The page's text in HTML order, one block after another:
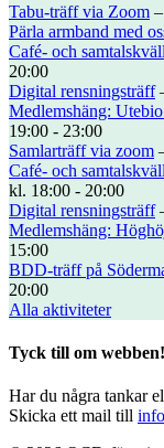
Tabu-träff via Zoom
Pärla armband med
Café- och
20:00
Digital rensningsträff
Medlemshäng:
19:00 - 23:00
Samlarträff via zoom
Café- och
kl. 18:00 - 20:00
Digital rensningsträff
Medlemshäng:
15:00
BDD-träff på
20:00
Alla aktiviteter
Tyck till om webben!
Har du några tankar
Skicka ett mail till